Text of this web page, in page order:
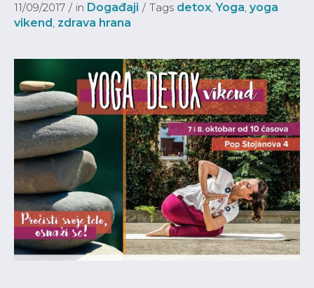
11/09/2017 in Događaji Tags detox,Yoga, yoga
vikend, zdrava hrana